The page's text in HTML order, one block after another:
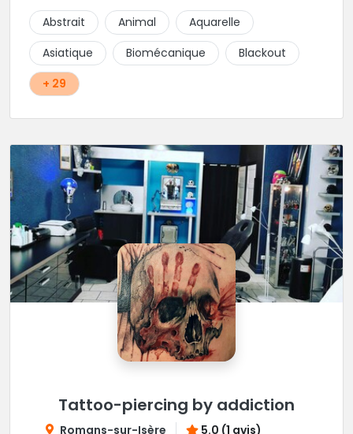
religieux ou du chicanos. Romain son frère sera vous
combler par sa finesse pour des pièces comme le
mandala, l'ornemental ou la calligraphie pour le
bonheur des futurs tatoués. Il y a aussi Léa, Maureen,
Fat, Tom, Sento, Lily, des artistes hors normes. Il n'y a
qu'à regarder les pièces sélectionnées ici pour
Abstrait Animal
Aquarelle
Asiatique
Biomécanique
Blackout
+ 29
Tattoo-piercing by addiction
Romans-sur-Isère 5.0 (1 avis)